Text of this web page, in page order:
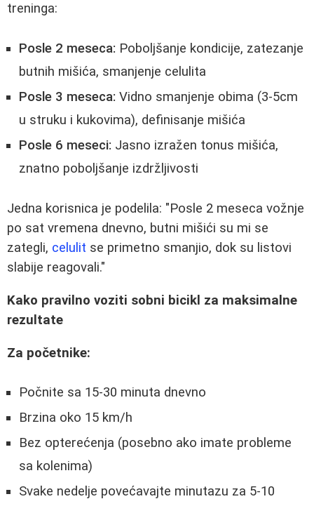
treninga:
Posle 2 meseca: Poboljšanje kondicije, zatezanje
butnih mišića, smanjenje celulita
Posle 3 meseca: Vidno smanjenje obima (3-5cm
u struku i kukovima), definisanje mišića
Posle 6 meseci: Jasno izražen tonus mišića,
znatno poboljšanje izdržljivosti
Jedna korisnica je podelila: "Posle 2 meseca vožnje
po sat vremena dnevno, butni mišići su mi se
zategli, celulit se primetno smanjio, dok su listovi
slabije reagovali."
Kako pravilno voziti sobni bicikl za maksimalne
rezultate
Za početnike:
Počnite sa 15-30 minuta dnevno
Brzina oko 15 km/h
Bez opterećenja (posebno ako imate probleme
sa kolenima)
Svake nedelje povećavajte minutazu za 5-10